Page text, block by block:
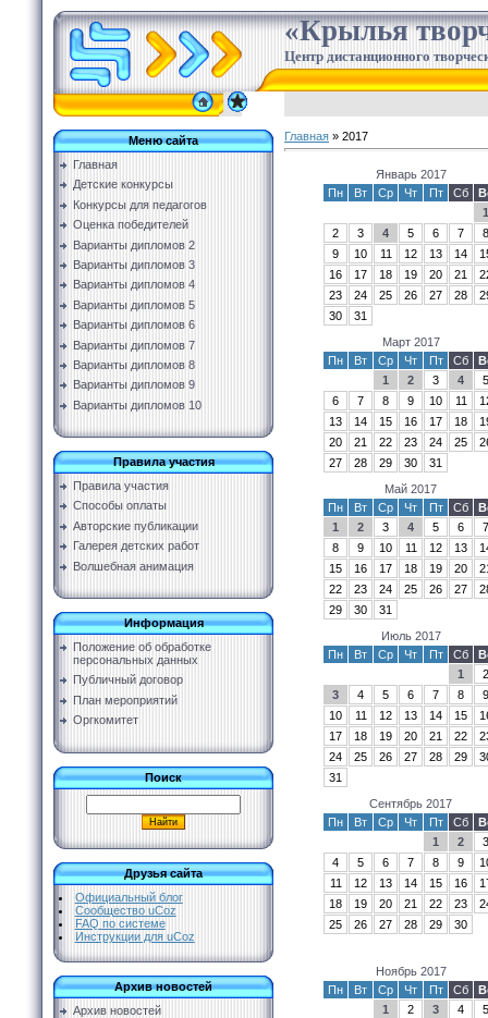
«Крылья
Центр дистанционного
Меню сайта
Главная
Детские конкурсы
Конкурсы для педагогов
Оценка победителей
Варианты дипломов 2
Варианты дипломов 3
Варианты дипломов 4
Варианты дипломов 5
Варианты дипломов 6
Варианты дипломов 7
Варианты дипломов 8
Варианты дипломов 9
Варианты дипломов 10
Правила участия
Правила участия
Способы оплаты
Авторские публикации
Галерея детских работ
Волшебная анимация
Информация
Положение об обработке
персональных данных
Публичный договор
План мероприятий
Оргкомитет
Поиск
Друзья сайта
Официальный блог
Сообщество uCoz
FAQ по системе
Инструкции для uCoz
Архив новостей
Архив новостей
Главная » 2017
Январь 2017
Пн
Вт Ср Чт Пт Сб
1
2
3 4 5 6 7
8
9
10 11 12 13 14
16
17 18 19 20 21
23
24 25 26 27 28
30
31
Март 2017
Пн
Вт Ср Чт Пт Сб
1
2 3 4
5
6
7 8 9 10 11
13
14 15 16 17 18
20
21 22 23 24 25
27
28 29 30
31
Май 2017
Пн
Вт Ср Чт Пт Сб
1
2 3 4 5 6
7
8
9 10 11 12 13
15
16 17 18 19 20
22
23 24 25 26 27
29
30
31
Июль 2017
Пн
Вт Ср Чт Пт Сб
1
2
3
4 5 6 7 8
9
10
11 12 13 14 15
17
18 19 20 21 22
24
25 26 27 28 29
31
Сентябрь 2017
Пн
Вт Ср Чт Пт Сб
1
2
3
4
5 6 7 8 9
11
12 13 14 15 16
18
19 20 21 22 23
25
26 27 28 29 30
Ноябрь 2017
Пн
Вт Ср Чт Пт Сб
1
2 3 4
5